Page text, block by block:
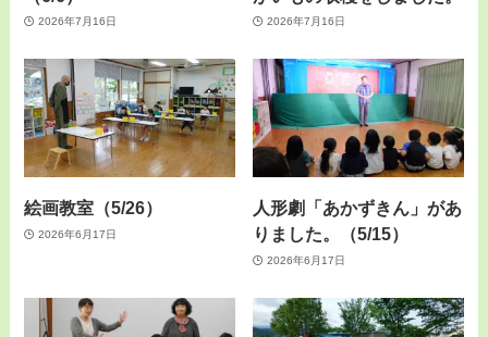
2026年7月16日 2026年7月16日
絵画教室（5/26）
2026年6月17日
人形劇「あかずきん」があ
りました。（5/15）
2026年6月17日